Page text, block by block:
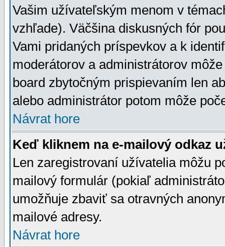
Vašim užívateľským menom v
vzhľade). Väčšina diskusných fór
Vami pridaných príspevkov a k
moderátorov a administrátorov
board zbytočným prispievaním len
alebo administrátor potom môže
Návrat hore
Keď kliknem na e-mailový odkaz
Len zaregistrovaní užívatelia môžu
mailový formulár (pokiaľ
umožňuje zbaviť sa otravných
mailové adresy.
Návrat hore